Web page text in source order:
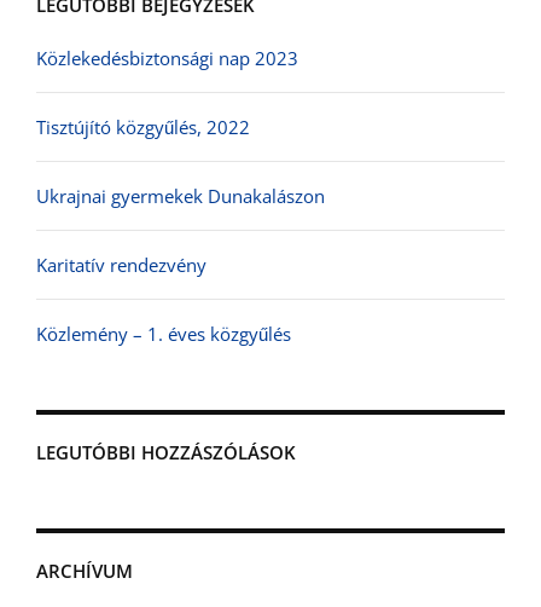
Közlekedésbiztonsági nap 2023
Tisztújító közgyűlés, 2022
Ukrajnai gyermekek Dunakalászon
Karitatív rendezvény
Közlemény – 1. éves közgyűlés
LEGUTÓBBI HOZZÁSZÓLÁSOK
ARCHÍVUM